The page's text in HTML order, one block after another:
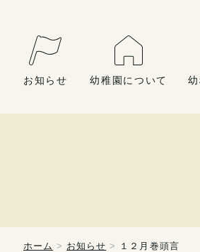
お知らせ 幼稚園について
ホーム お知らせ １２月巻頭言